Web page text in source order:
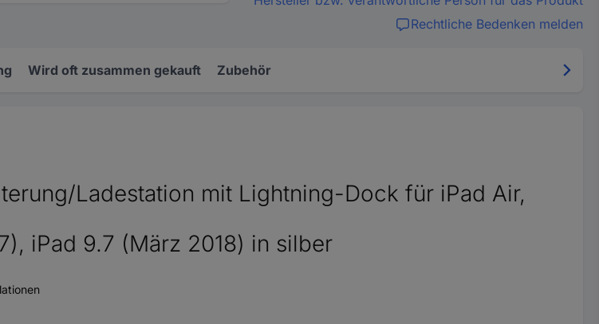
Rechtliche Bedenken melden
Wird oft zusammen gekauft Zubehör
Ladestation mit Lightning-Dock für iPad Air,
iPad 9.7 (März 2018) in silber